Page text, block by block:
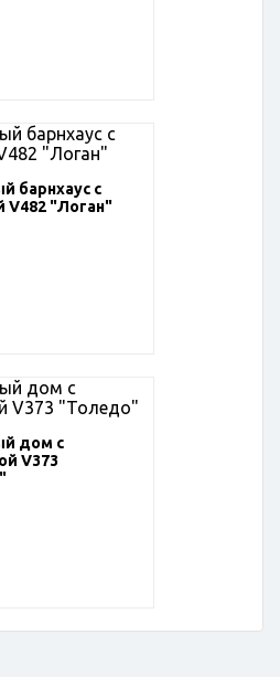
барнхаус с
V482 "Логан"
дом с
V373